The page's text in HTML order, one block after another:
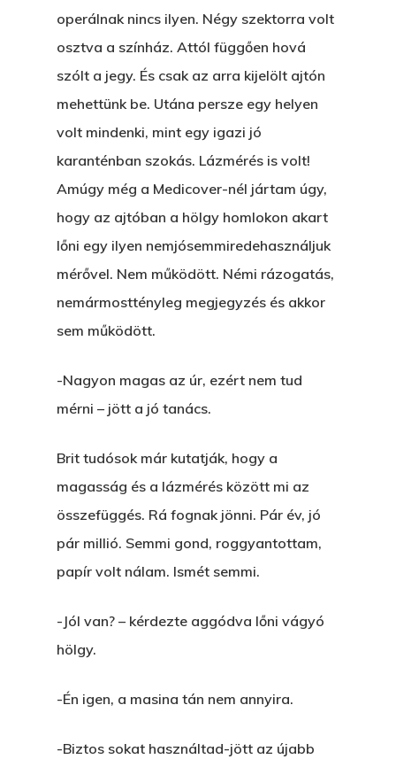
operálnak nincs ilyen. Négy szektorra volt
osztva a színház. Attól függően hová
szólt a jegy. És csak az arra kijelölt ajtón
mehettünk be. Utána persze egy helyen
volt mindenki, mint egy igazi jó
karanténban szokás. Lázmérés is volt!
Amúgy még a Medicover-nél jártam úgy,
hogy az ajtóban a hölgy homlokon akart
lőni egy ilyen nemjósemmiredehasználjuk
mérővel. Nem működött. Némi rázogatás,
nemármosttényleg megjegyzés és akkor
sem működött.
-Nagyon magas az úr, ezért nem tud
mérni – jött a jó tanács.
Brit tudósok már kutatják, hogy a
magasság és a lázmérés között mi az
összefüggés. Rá fognak jönni. Pár év, jó
pár millió. Semmi gond, roggyantottam,
papír volt nálam. Ismét semmi.
-Jól van? – kérdezte aggódva lőni vágyó
hölgy.
-Én igen, a masina tán nem annyira.
-Biztos sokat használtad-jött az újabb